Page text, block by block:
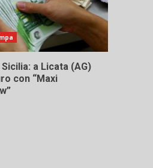
a Licata (AG)
con “Maxi